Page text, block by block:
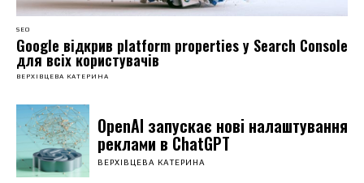
SEO
Google відкрив platform properties у Search Console
для всіх користувачів
ВЕРХІВЦЕВА КАТЕРИНА
OpenAI запускає нові налаштування
реклами в ChatGPT
ВЕРХІВЦЕВА КАТЕРИНА